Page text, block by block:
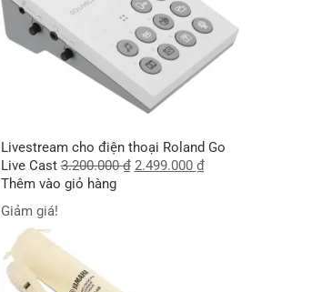
Livestream cho điện thoại Roland Go
Live Cast 3.200.000₫ 2.499.000 ₫
Thêm vào giỏ hàng
Giảm giá!